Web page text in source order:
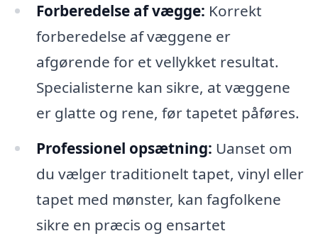
Forberedelse af vægge: Korrekt
forberedelse af væggene er
afgørende for et vellykket resultat.
Specialisterne kan sikre, at væggene
er glatte og rene, før tapetet påføres.
Professionel opsætning: Uanset om
du vælger traditionelt tapet, vinyl eller
tapet med mønster, kan fagfolkene
sikre en præcis og ensartet